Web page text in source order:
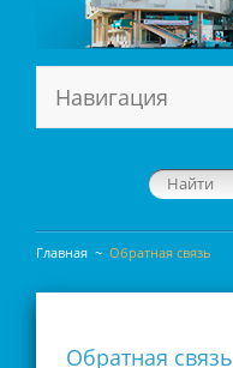
Навигация
Главная ~ Обратная связь
Обратная связь